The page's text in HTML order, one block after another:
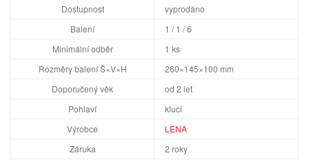
Dostupnost
vyprodáno
Balení
1 / 1 / 6
Minimální odběr
1 ks
Rozměry balení Š×V×H
260×145×100 mm
Doporučený věk
od 2 let
Pohlaví
kluci
Výrobce
LENA
Záruka
2 roky